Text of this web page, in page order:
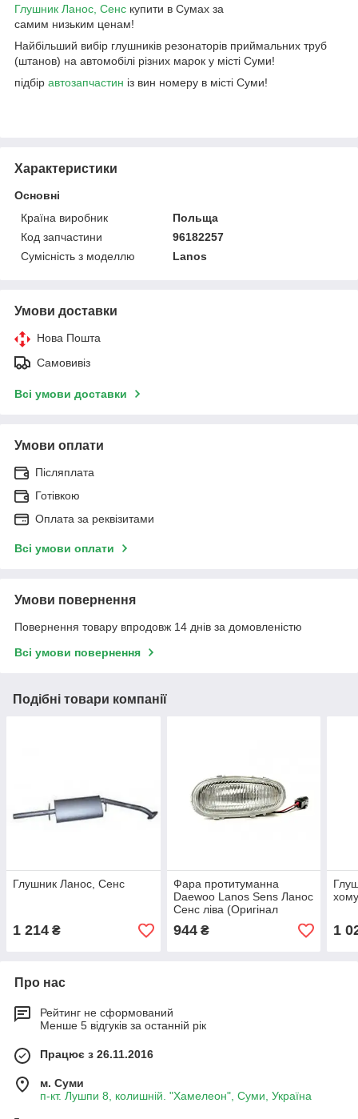
Глушник Ланос, Сенс купити в Сумах за
самим низьким ценам!
Найбільший вибір глушників резонаторів приймальних труб
(штанов) на автомобілі різних марок у місті Суми!
підбір автозапчастин із вин номеру в місті Суми!
Характеристики
Основні
Країна виробник
Польща
Код запчастини
96182257
Сумісність з моделлю
Lanos
Умови доставки
Нова Пошта
Самовивіз
Всі умови доставки
Умови оплати
Післяплата
Готівкою
Оплата за реквізитами
Всі умови оплати
Умови повернення
Повернення товару впродовж 14 днів за домовленістю
Всі умови повернення
Подібні товари компанії
Глушник Ланос, Сенс
1 214 ₴
Фара протитуманна
Daewoo Lanos Sens Ланос
Сенс ліва (Оригінал
Польща)
944₴ 1
Про нас
Рейтинг не сформований
Менше 5 відгуків за останній рік
Працює з 26.11.2016
м. Суми
п-кт. Лушпи 8, колишній. "Хамелеон", Суми, Україна